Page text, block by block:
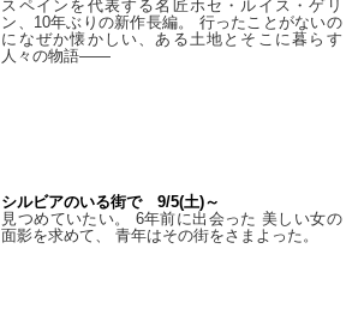
スペインを代表する名匠ホセ・ルイス・ゲリ
ン、10年ぶりの新作長編。 行ったことがないの
になぜか懐かしい、ある土地とそこに暮らす
人々の物語――
シルビアのいる街で 9/5(土)～
見つめていたい。 6年前に出会った 美しい女の
面影を求めて、 青年はその街をさまよった。